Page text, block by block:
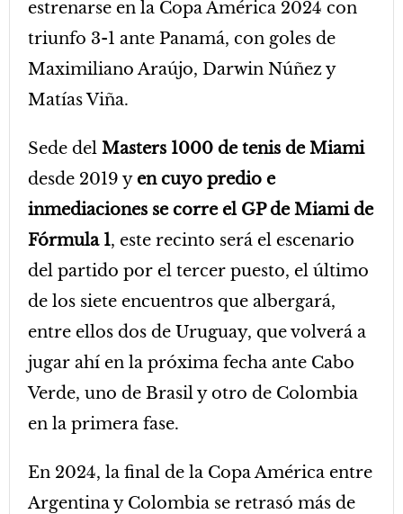
estrenarse en la Copa América 2024 con
triunfo 3-1 ante Panamá, con goles de
Maximiliano Araújo, Darwin Núñez y
Matías Viña.
Sede del Masters 1000 de tenis de Miami
desde 2019 yen cuyo predio e
inmediaciones se corre el GP de Miami de
Fórmula 1, este recinto será el escenario
del partido por el tercer puesto, el último
de los siete encuentros que albergará,
entre ellos dos de Uruguay, que volverá a
jugar ahí en la próxima fecha ante Cabo
Verde, uno de Brasil y otro de Colombia
en la primera fase.
En 2024, la final de la Copa América entre
Argentina y Colombia se retrasó más de